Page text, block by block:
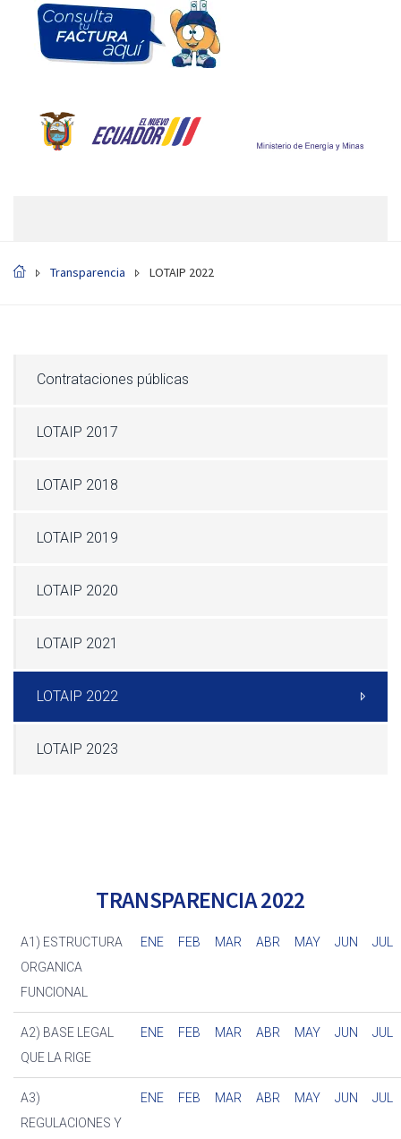
Transparencia LOTAIP 2022
Contrataciones públicas
LOTAIP 2017
LOTAIP 2018
LOTAIP 2019
LOTAIP 2020
LOTAIP 2021
LOTAIP 2022
LOTAIP 2023
TRANSPARENCIA 2022
A1) ESTRUCTURA
ORGANICA
FUNCIONAL
ENE FEB MAR ABR MAY JUN JUL
A2) BASE LEGAL
QUE LA RIGE
ENE FEB MAR ABR MAY JUN JUL
A3)
REGULACIONES Y
ENE FEB MAR ABR MAY JUN JUL